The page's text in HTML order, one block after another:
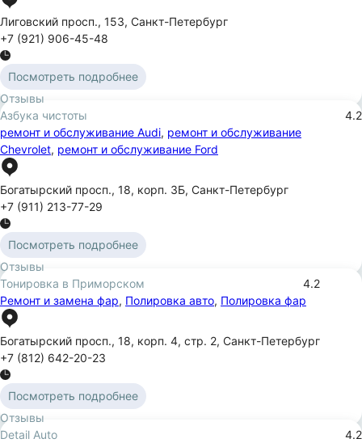
Лиговский просп., 153, Санкт-Петербург
+7 (921) 906-45-48
Посмотреть подробнее
Отзывы
Азбука чистоты
4.2
ремонт и обслуживание Audi, ремонт и обслуживание
Chevrolet, ремонт и обслуживание Ford
Богатырский просп., 18, корп. 3Б, Санкт-Петербург
+7 (911) 213-77-29
Посмотреть подробнее
Отзывы
Тонировка в Приморском
4.2
Ремонт и замена фар, Полировка авто, Полировка фар
Богатырский просп., 18, корп. 4, стр. 2, Санкт-Петербург
+7 (812) 642-20-23
Посмотреть подробнее
Отзывы
Detail Auto
4.2